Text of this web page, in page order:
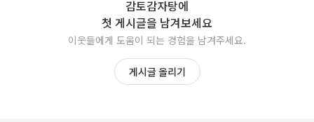
감토감자탕에
첫 게시글을 남겨보세요
이웃들에게 도움이 되는 경험을 남겨주세요.
게시글 올리기